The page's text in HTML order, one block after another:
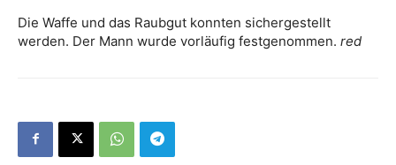
Die Waffe und das Raubgut konnten sichergestellt
werden. Der Mann wurde vorläufig festgenommen. red